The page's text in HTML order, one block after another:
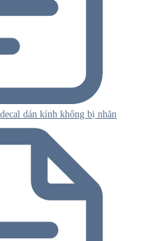
dán kính không bị nhăn